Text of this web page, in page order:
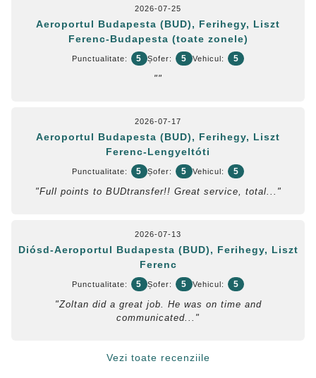
2026-07-25
Aeroportul Budapesta (BUD), Ferihegy, Liszt
Ferenc-Budapesta (toate zonele)
Punctualitate: 5 Șofer: 5 Vehicul: 5
""
2026-07-17
Aeroportul Budapesta (BUD), Ferihegy, Liszt
Ferenc-Lengyeltóti
Punctualitate: 5 Șofer: 5 Vehicul: 5
"Full points to BUDtransfer!! Great service, total..."
2026-07-13
Diósd-Aeroportul Budapesta (BUD), Ferihegy, Liszt
Ferenc
Punctualitate: 5 Șofer: 5 Vehicul: 5
"Zoltan did a great job. He was on time and
communicated..."
Vezi toate recenziile